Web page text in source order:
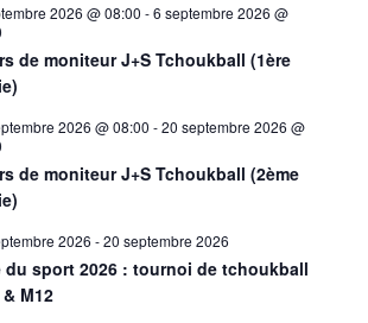
2026 @ 08:00 -6 septembre 2026 @
de moniteur J+S Tchoukball (1ère
2026 @ 08:00 -20 septembre 2026 @
de moniteur J+S Tchoukball (2ème
2026 -20 septembre 2026
du sport 2026 : tournoi de tchoukball
M12